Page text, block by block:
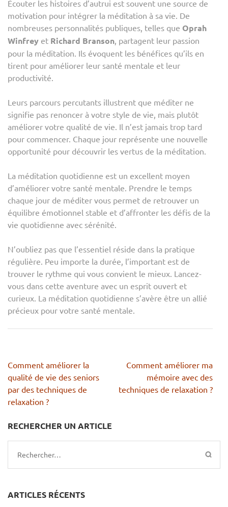
Écouter les histoires d’autrui est souvent une source de
motivation pour intégrer la méditation à sa vie. De
nombreuses personnalités publiques, telles que Oprah
Winfrey et Richard Branson, partagent leur passion
pour la méditation. Ils évoquent les bénéfices qu’ils en
tirent pour améliorer leur santé mentale et leur
productivité.
Leurs parcours percutants illustrent que méditer ne
signifie pas renoncer à votre style de vie, mais plutôt
améliorer votre qualité de vie. Il n’est jamais trop tard
pour commencer. Chaque jour représente une nouvelle
opportunité pour découvrir les vertus de la méditation.
La méditation quotidienne est un excellent moyen
d’améliorer votre santé mentale. Prendre le temps
chaque jour de méditer vous permet de retrouver un
équilibre émotionnel stable et d’affronter les défis de la
vie quotidienne avec sérénité.
N’oubliez pas que l’essentiel réside dans la pratique
régulière. Peu importe la durée, l’important est de
trouver le rythme qui vous convient le mieux. Lancez-
vous dans cette aventure avec un esprit ouvert et
curieux. La méditation quotidienne s’avère être un allié
précieux pour votre santé mentale.
Navigation
de
l’article
Comment améliorer la
qualité de vie des seniors
par des techniques de
relaxation ?
Comment améliorer ma
mémoire avec des
techniques de relaxation ?
RECHERCHER UN ARTICLE
Rechercher :
ARTICLES RÉCENTS